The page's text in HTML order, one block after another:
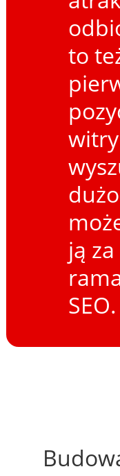
to
ją
SEO.